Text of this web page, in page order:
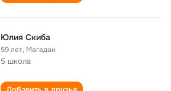
Юлия Скиба
59 лет, Магадан
5 школа